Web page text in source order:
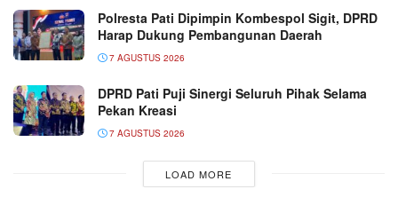
Polresta Pati Dipimpin Kombespol Sigit, DPRD
Harap Dukung Pembangunan Daerah
7 AGUSTUS 2026
DPRD Pati Puji Sinergi Seluruh Pihak Selama
Pekan Kreasi
7 AGUSTUS 2026
LOAD MORE